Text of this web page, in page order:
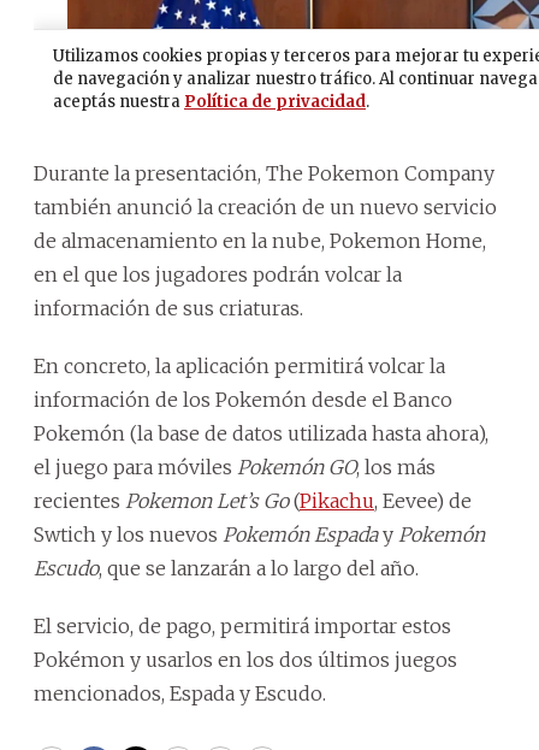
Durante la presentación, The Pokemon Company
también anunció la creación de un nuevo servicio
de almacenamiento en la nube, Pokemon Home,
en el que los jugadores podrán volcar la
información de sus criaturas.
En concreto, la aplicación permitirá volcar la
información de los Pokemón desde el Banco
Pokemón (la base de datos utilizada hasta ahora),
el juego para móviles Pokemón GO, los más
recientes Pokemon Let’s Go(Pikachu, Eevee) de
Swtich y los nuevos Pokemón Espaday Pokemón
Escudo, que se lanzarán a lo largo del año.
El servicio, de pago, permitirá importar estos
Pokémon y usarlos en los dos últimos juegos
mencionados, Espada y Escudo.